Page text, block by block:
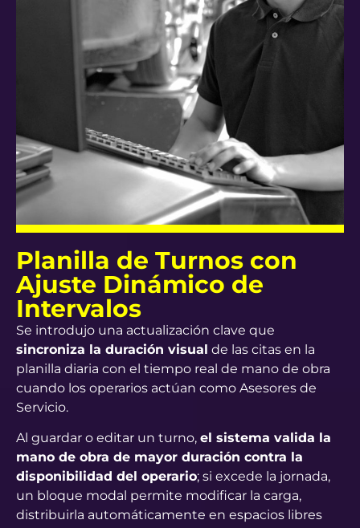
Planilla de Turnos con
Ajuste Dinámico de
Intervalos
Se introdujo una actualización clave que
sincroniza la duración visual de las citas en la
planilla diaria con el tiempo real de mano de obra
cuando los operarios actúan como Asesores de
Servicio.
Al guardar o editar un turno, el sistema valida la
mano de obra de mayor duración contra la
disponibilidad del operario; si excede la jornada,
un bloque modal permite modificar la carga,
distribuirla automáticamente en espacios libres